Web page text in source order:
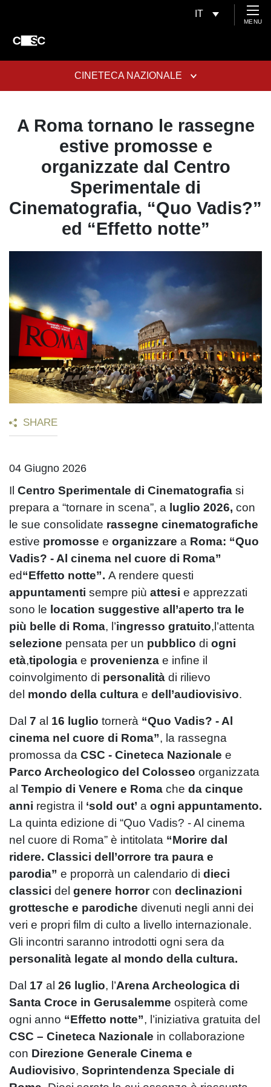
IT
MENU
CINETECA NAZIONALE
A Roma tornano le rassegne
estive promosse e
organizzate dal Centro
Sperimentale di
Cinematografia, “Quo Vadis?”
ed “Effetto notte”
SHARE
04 Giugno 2026
Il Centro Sperimentale di Cinematografia si
prepara a “tornare in scena”, a luglio 2026, con
le sue consolidate rassegne cinematografiche
estive promosse e organizzare a Roma: “Quo
Vadis? - Al cinema nel cuore di Roma”
ed“Effetto notte”. A rendere questi
appuntamenti sempre più attesi e apprezzati
sono le location suggestive all’aperto tra le
più belle di Roma, l’ingresso gratuito,l’attenta
selezione pensata per un pubblico di ogni
età,tipologia e provenienza e infine il
coinvolgimento di personalità di rilievo
del mondo della cultura e dell’audiovisivo.
Dal 7 al 16 luglio tornerà “Quo Vadis? - Al
cinema nel cuore di Roma”, la rassegna
promossa da CSC - Cineteca Nazionale e
Parco Archeologico del Colosseo organizzata
al Tempio di Venere e Roma che da cinque
anni registra il ‘sold out’ a ogni appuntamento.
La quinta edizione di “Quo Vadis? - Al cinema
nel cuore di Roma” è intitolata “Morire dal
ridere. Classici dell’orrore tra paura e
parodia” e proporrà un calendario di dieci
classici del genere horrorcon declinazioni
grottesche e parodiche divenuti negli anni dei
veri e propri film di culto a livello internazionale.
Gli incontri saranno introdotti ogni sera da
personalità legate al mondo della cultura.
Dal 17 al 26 luglio, l’Arena Archeologica di
Santa Croce in Gerusalemme ospiterà come
ogni anno “Effetto notte”, l’iniziativa gratuita del
CSC – Cineteca Nazionale in collaborazione
con Direzione Generale Cinema e
Audiovisivo, Soprintendenza Speciale di